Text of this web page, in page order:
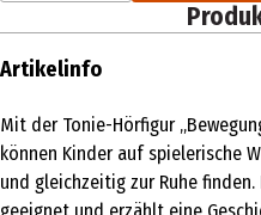
Artikelinfo
Mit der Tonie-Hörfigur
können Kinder auf spielerische
und gleichzeitig zur Ruhe